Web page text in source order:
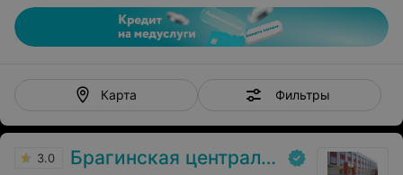
Карта Фильтры
3.0 Брагинская центральная районная больница